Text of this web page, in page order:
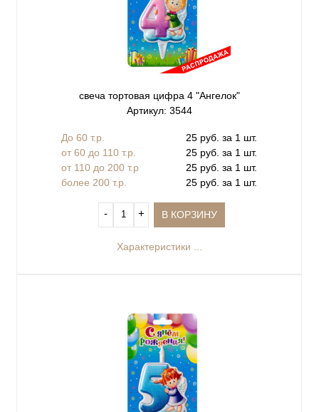
свеча тортовая цифра 4 "Ангелок"
Артикул: 3544
До 60 т.р.
25 руб. за 1 шт.
от 60 до 110 т.р.
25 руб. за 1 шт.
от 110 до 200 т.р
25 руб. за 1 шт.
более 200 т.р.
25 руб. за 1 шт.
‐ + В КОРЗИНУ
Характеристики ...